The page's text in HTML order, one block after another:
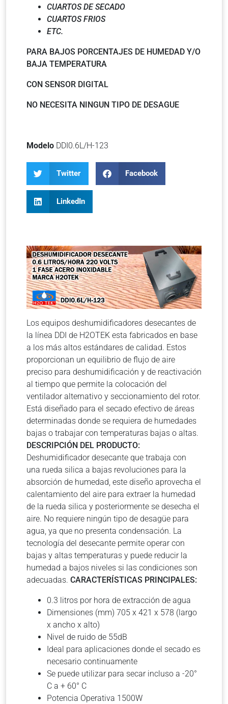
CUARTOS DE SECADO
CUARTOS FRIOS
ETC.
PARA BAJOS PORCENTAJES DE HUMEDAD Y/O
BAJA TEMPERATURA
CON SENSOR DIGITAL
NO NECESITA NINGUN TIPO DE DESAGUE
Modelo DDI0.6L/H-123
Twitter Facebook
LinkedIn
Los equipos deshumidificadores desecantes de
la línea DDI de H2OTEK esta fabricados en base
a los más altos estándares de calidad. Estos
proporcionan un equilibrio de flujo de aire
preciso para deshumidificación y de reactivación
al tiempo que permite la colocación del
ventilador alternativo y seccionamiento del rotor.
Está diseñado para el secado efectivo de áreas
determinadas donde se requiera de humedades
bajas o trabajar con temperaturas bajas o altas.
DESCRIPCIÓN DEL PRODUCTO:
Deshumidificador desecante que trabaja con
una rueda silica a bajas revoluciones para la
absorción de humedad, este diseño aprovecha el
calentamiento del aire para extraer la humedad
de la rueda silica y posteriormente se desecha el
aire. No requiere ningún tipo de desagüe para
agua, ya que no presenta condensación. La
tecnología del desecante permite operar con
bajas y altas temperaturas y puede reducir la
humedad a bajos niveles si las condiciones son
adecuadas. CARACTERÍSTICAS PRINCIPALES:
0.3 litros por hora de extracción de agua
Dimensiones (mm) 705 x 421 x 578 (largo
x ancho x alto)
Nivel de ruido de 55dB
Ideal para aplicaciones donde el secado es
necesario continuamente
Se puede utilizar para secar incluso a -20°
C a + 60° C
Potencia Operativa 1500W